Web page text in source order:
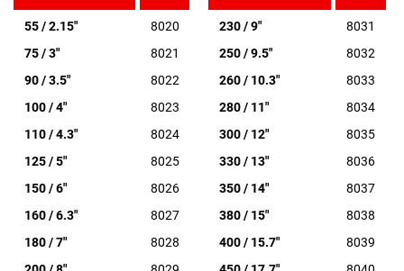
55 / 2.15" 8020 230 / 9"
8031
75 / 3"
8021 250 / 9.5"
8032
90 / 3.5"
8022 260 / 10.3"
8033
100 / 4"
8023 280 / 11"
8034
110 / 4.3"
8024 300 / 12"
8035
125 / 5"
8025 330 / 13"
8036
150 / 6"
8026 350 / 14"
8037
160 / 6.3"
8027 380 / 15"
8038
180 / 7"
8028 400 / 15.7"
8039